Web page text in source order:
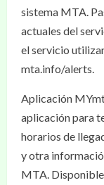
sistema MTA.
actuales del
el servicio
mta.info/alerts.
Aplicación
aplicación para
horarios de
y otra
MTA.